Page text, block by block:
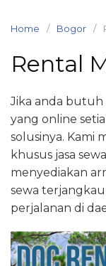
Home Bogor
Rental
Jika anda butuh
yang online
solusinya. Kami
khusus jasa
menyediakan
sewa
perjalanan di